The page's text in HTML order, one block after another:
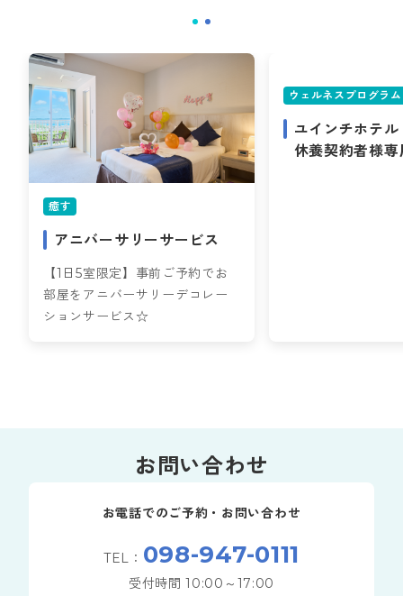
癒す
アニバーサリーサービス
【1日5室限定】事前ご予約でお
部屋をアニバーサリーデコレー
ションサービス☆
ウェルネスプログラム
ユインチホテ
休養契約者様
お問い合わせ
お電話でのご予約・お問い合わせ
TEL： 098-947-0111
受付時間 10:00～17:00